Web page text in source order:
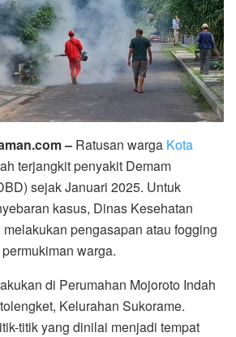
– Ratusan warga Kota
terjangkit penyakit Demam
sejak Januari 2025. Untuk
kasus, Dinas Kesehatan
melakukan pengasapan atau fogging
warga.
di Perumahan Mojoroto Indah
Kelurahan Sukorame.
titik yang dinilai menjadi tempat